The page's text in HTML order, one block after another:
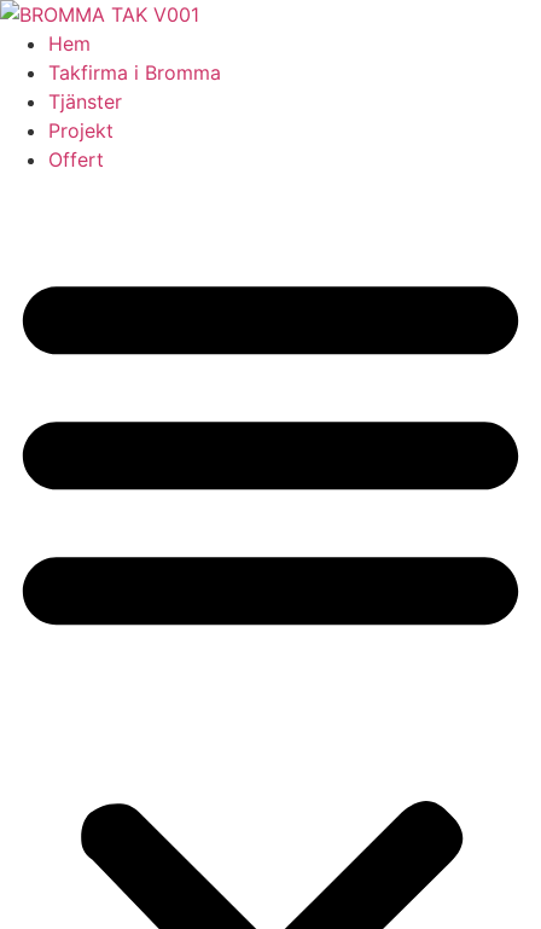
Skip
content
Hem
Takfirma i Bromma
Tjänster
Projekt
Offert